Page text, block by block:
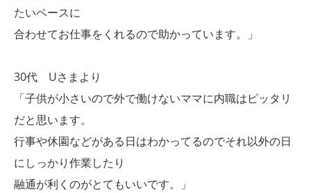
たいペースに
合わせてお仕事をくれるので助かっています。」
30代 Uさまより
「子供が小さいので外で働けないママに内職はピッタリ
だと思います。
行事や休園などがある日はわかってるのでそれ以外の日
にしっかり作業したり
融通が利くのがとてもいいです。」